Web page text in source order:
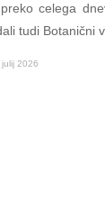
celega
tudi Botanični
2026